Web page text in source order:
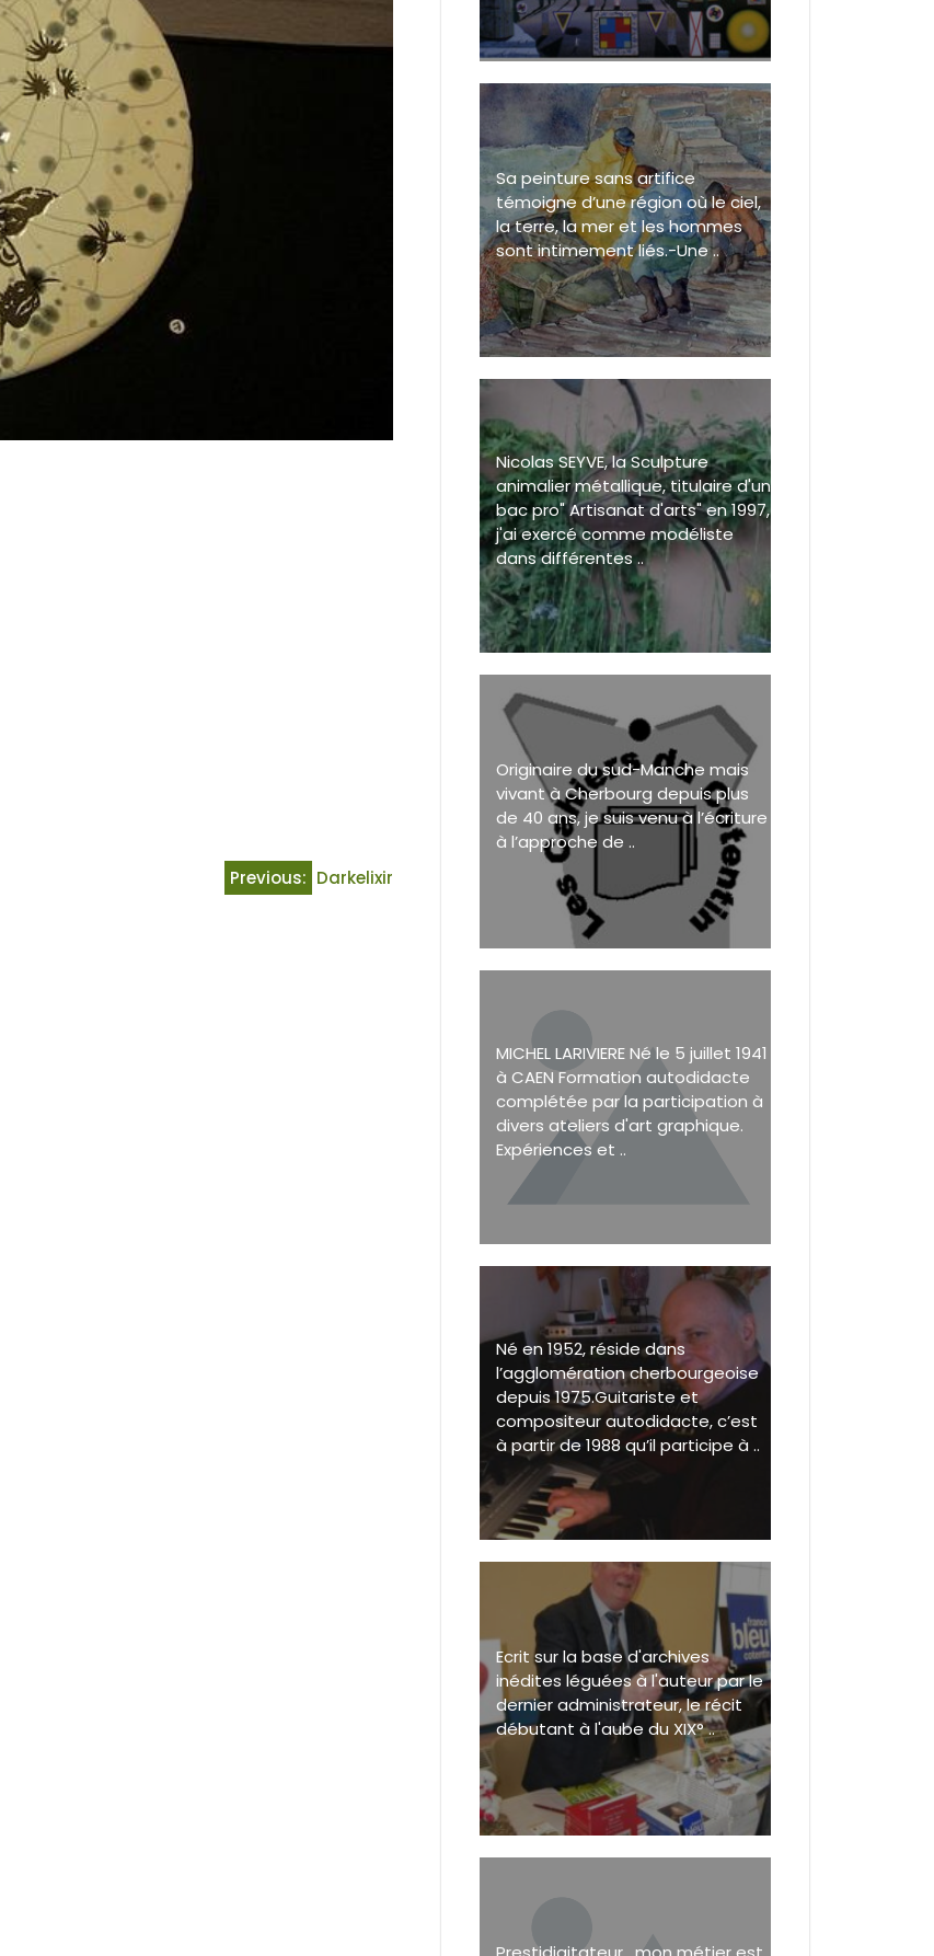
Previous: Darkelixir
Sa peinture sans artifice
témoigne d’une région où le ciel,
la terre, la mer et les hommes
sont intimement liés.-Une ..
Nicolas SEYVE, la Sculpture
animalier métallique, titulaire d'un
bac pro" Artisanat d'arts" en 1997,
j'ai exercé comme modéliste
dans différentes ..
Originaire du sud-Manche mais
vivant à Cherbourg depuis plus
de 40 ans, je suis venu à l’écriture
à l’approche de ..
MICHEL LARIVIERE Né le 5 juillet 1941
à CAEN Formation autodidacte
complétée par la participation à
divers ateliers d'art graphique.
Expériences et ..
Né en 1952, réside dans
l’agglomération cherbourgeoise
depuis 1975.Guitariste et
compositeur autodidacte, c’est
à partir de 1988 qu’il participe à ..
Ecrit sur la base d'archives
inédites léguées à l'auteur par le
dernier administrateur, le récit
débutant à l'aube du XIX° ..